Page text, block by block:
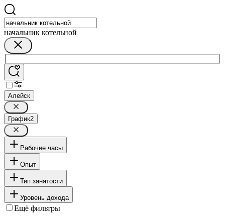
начальник котельной
Алейск
График2
Рабочие часы
Опыт
Тип занятости
Уровень дохода
Ещё фильтры